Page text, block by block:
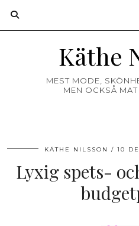
Käthe
MEST MODE,
MEN OCKSÅ
KÄTHE NILSSON 10
Lyxig spets-